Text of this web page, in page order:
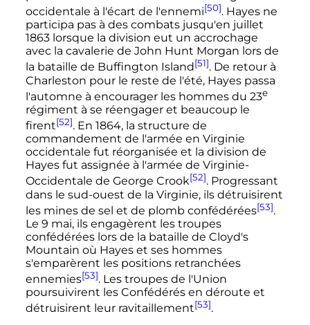
occidentale à l'écart de l'ennemi[50]. Hayes ne
participa pas à des combats jusqu'en juillet
1863 lorsque la division eut un accrochage
avec la cavalerie de John Hunt Morgan lors de
la bataille de Buffington Island[51]. De retour à
Charleston pour le reste de l'été, Hayes passa
l'automne à encourager les hommes du 23e
régiment à se réengager et beaucoup le
firent[52]. En 1864, la structure de
commandement de l'armée en Virginie
occidentale fut réorganisée et la division de
Hayes fut assignée à l'armée de Virginie-
Occidentale de George Crook[52]. Progressant
dans le sud-ouest de la Virginie, ils détruisirent
les mines de sel et de plomb confédérées[53].
Le 9 mai, ils engagèrent les troupes
confédérées lors de la bataille de Cloyd's
Mountain où Hayes et ses hommes
s'emparèrent les positions retranchées
ennemies[53]. Les troupes de l'Union
poursuivirent les Confédérés en déroute et
détruisirent leur ravitaillement[53].